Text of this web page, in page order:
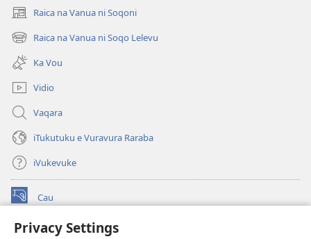
Privacy Settings
Raica na Vanua ni Soqoni
(opens
new
window)
Raica na Vanua ni Soqo Lelevu
(opens
new
window)
Ka Vou
Vidio
Vaqara
iTukutuku e Vuravura Raraba
iVukevuke
Cau
(opens
window)Watchtower LAIBRI ENA INTERNET™